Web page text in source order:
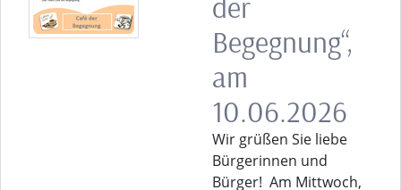
Begegnung“,
am
10.06.2026
Wir grüßen Sie liebe
Bürgerinnen und
Bürger! Am Mittwoch,